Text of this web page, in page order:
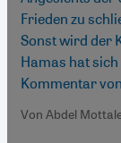
Frieden zu
Sonst wird der
Hamas hat
Kommentar
Von Abdel